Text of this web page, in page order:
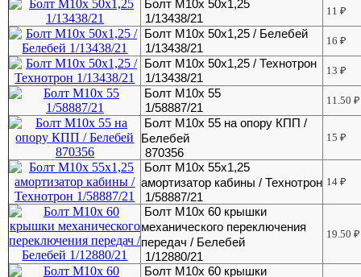
Болт М10х 50х1,25
1/13438/21
11₽
Болт М10х 50х1,25 / Белебей
1/13438/21
16₽
Болт М10х 50х1,25 / Технотрон
1/13438/21
13₽
Болт М10х 55
1/58887/21
11.50₽
Болт М10х 55 на опору КПП /
Белебей
870356
15₽
Болт М10х 55х1,25
амортизатор кабины / Технотрон
1/58887/21
14₽
Болт М10х 60 крышки
механического переключения
передач / Белебей
1/12880/21
19.50₽
Болт М10х 60 крышки